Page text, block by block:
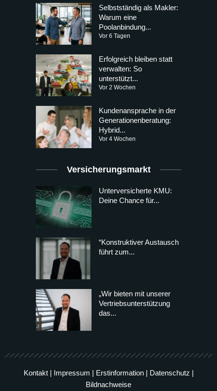
Selbstständig als Makler:
Warum eine
Poolanbindung...
Vor 6 Tagen
Erfolgreich bleiben statt
verwalten: So
unterstützt...
Vor 2 Wochen
Kundenansprache in der
Generationenberatung:
Hybrid...
Vor 4 Wochen
Versicherungsmarkt
Unterversicherte KMU:
Deine Chance für...
“Konstruktiver Austausch
führt zum...
„Wir bieten mit unserer
Vertriebsunterstützung
das...
Kontakt| Impressum | Erstinformation| Datenschutz |
Bildnachweise